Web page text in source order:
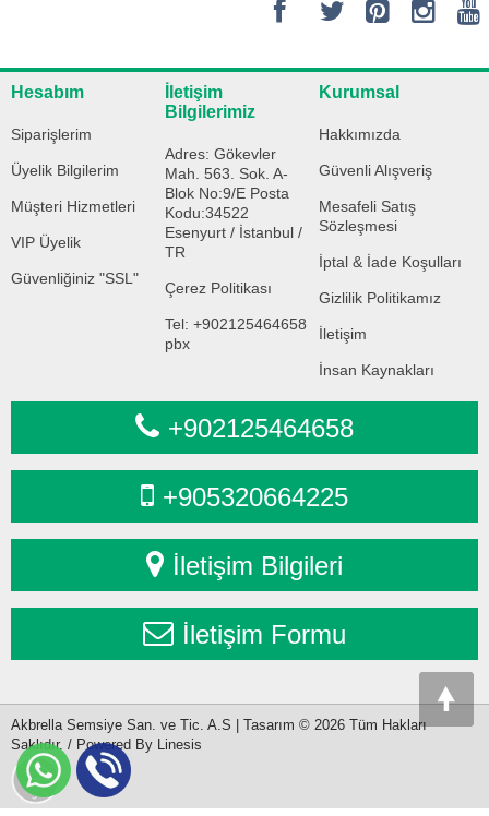
Hesabım
Siparişlerim
Üyelik Bilgilerim
Müşteri Hizmetleri
VIP Üyelik
Güvenliğiniz "SSL"
İletişim
Bilgilerimiz
Adres: Gökevler
Mah. 563. Sok. A-
Blok No:9/E Posta
Kodu:34522
Esenyurt / İstanbul /
TR
Çerez Politikası
Tel: +902125464658
pbx
Kurumsal
Hakkımızda
Güvenli Alışveriş
Mesafeli Satış
Sözleşmesi
İptal & İade Koşulları
Gizlilik Politikamız
İletişim
İnsan Kaynakları
+902125464658
+905320664225
İletişim Bilgileri
İletişim Formu
Akbrella Semsiye San. ve Tic. A.S | Tasarım © 2026 Tüm Hakları
Saklıdır. / Powered By Linesis